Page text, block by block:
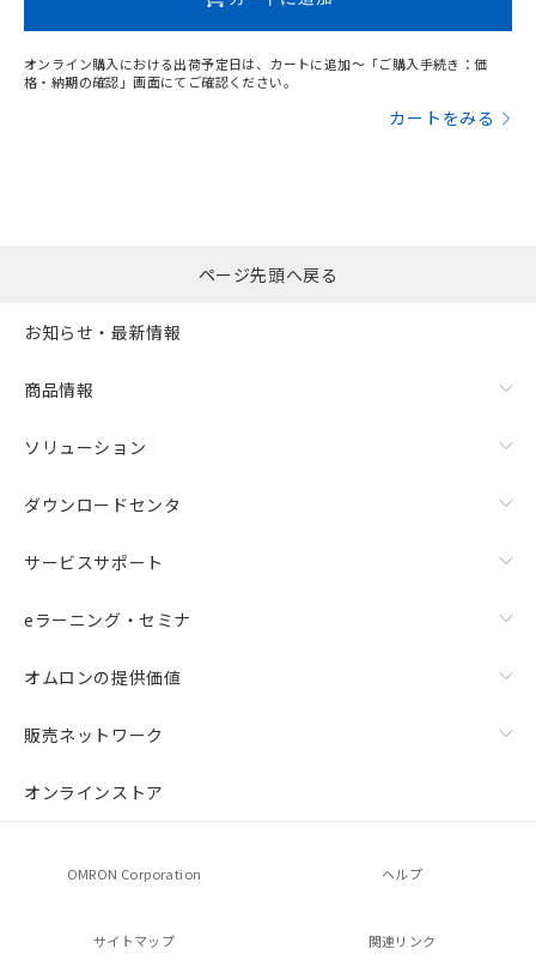
オンライン購入における出荷予定日は、カートに追加～「ご購入手続き：価
格・納期の確認」画面にてご確認ください。
カートをみる
ページ先頭へ戻る
お知らせ・最新情報
商品情報
ソリューション
ダウンロードセンタ
サービスサポート
eラーニング・セミナ
オムロンの提供価値
販売ネットワーク
オンラインストア
OMRON Corporation ヘルプ
サイトマップ 関連リンク